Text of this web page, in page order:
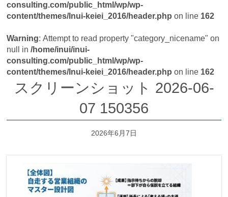
consulting.com/public_html/wp/wp-
content/themes/Inui-keiei_2016/header.php on line 162
Warning: Attempt to read property "category_nicename" on
null in/home/inui/inui-
consulting.com/public_html/wp/wp-
content/themes/Inui-keiei_2016/header.php on line 162
スクリーンショット 2026-06-
07 150356
2026年6月7日